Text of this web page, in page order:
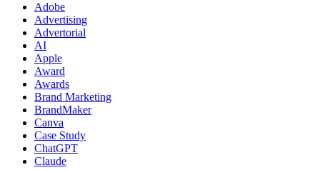
Adobe
Advertising
Advertorial
AI
Apple
Award
Awards
Brand Marketing
BrandMaker
Canva
Case Study
ChatGPT
Claude